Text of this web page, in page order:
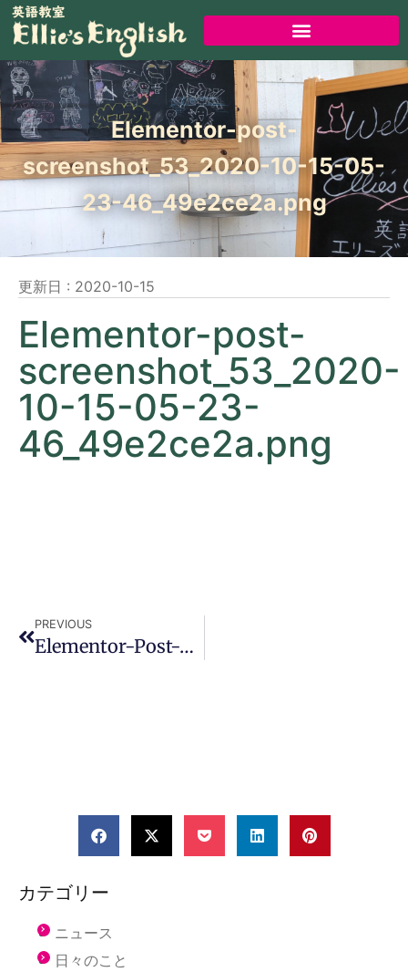
Elementor-post-
screenshot_53_2020-10-15-05-
23-46_49e2ce2a.png
更新日 : 2020-10-15
Elementor-post-
screenshot_53_2020-
10-15-05-23-
46_49e2ce2a.png
PREVIOUS
Elementor-Post-Screenshot_53_2020-10-15-05-23-46_49e2ce2a.png
カテゴリー
ニュース
日々のこと